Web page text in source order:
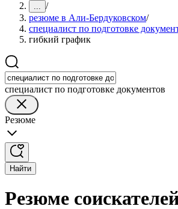
... /
резюме в Али-Бердуковском/
специалист по подготовке
гибкий график
специалист по подготовке документов
Резюме
Найти
Резюме